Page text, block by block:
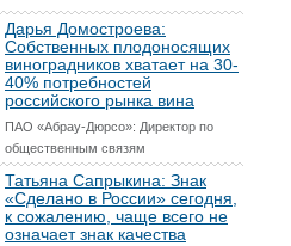
Дарья Домостроева:
Собственных плодоносящих
виноградников хватает на 30-
40% потребностей
российского рынка вина
ПАО «Абрау-Дюрсо»: Директор по
общественным связям
Татьяна Сапрыкина: Знак
«Сделано в России» сегодня,
к сожалению, чаще всего не
означает знак качества